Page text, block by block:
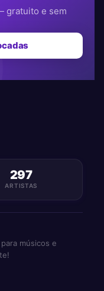
gratuito e sem
297
ARTISTAS
músicos e